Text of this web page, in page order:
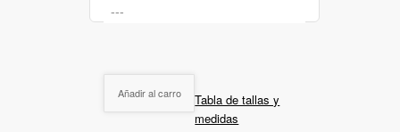
Añadir al carro
Tabla de tallas y
medidas